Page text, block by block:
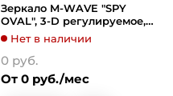
Зеркало M-WAVE "SPY
OVAL", 3-D регулируемое,
миниНет в наличии
0 руб.
От 0 руб./мес